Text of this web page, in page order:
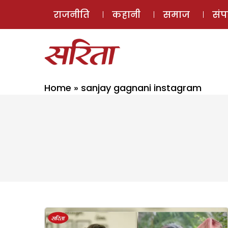
राजनीति कहानी समाज
Home » sanjay gagnani instagram